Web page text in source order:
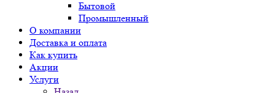
Бытовой
Промышленный
О компании
Доставка и оплата
Как купить
Акции
Услуги